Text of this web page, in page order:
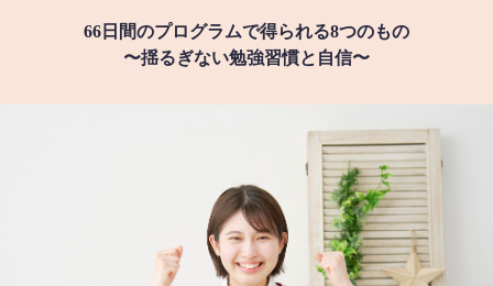
66日間のプログラムで得られる8つのもの
〜揺るぎない勉強習慣と自信〜